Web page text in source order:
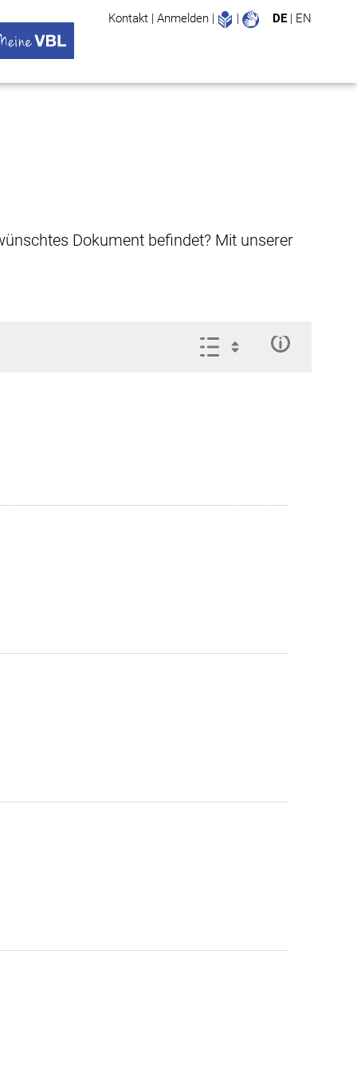
Kontakt | Anmelden | Leichte Sprache
| DE | EN
Dokument befindet? Mit unserer